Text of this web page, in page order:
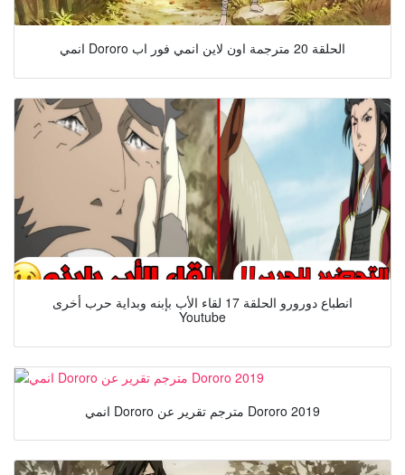
انمي Dororo الحلقة 20 مترجمة اون لاين انمي فور اب
انطباع دورورو الحلقة 17 لقاء الأب بإبنه وبداية حرب أخرى
Youtube
انمي Dororo مترجم تقرير عن Dororo 2019